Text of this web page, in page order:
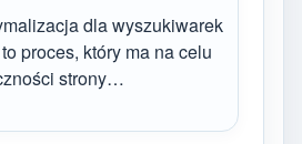
dla wyszukiwarek
proces, który ma na celu
strony…